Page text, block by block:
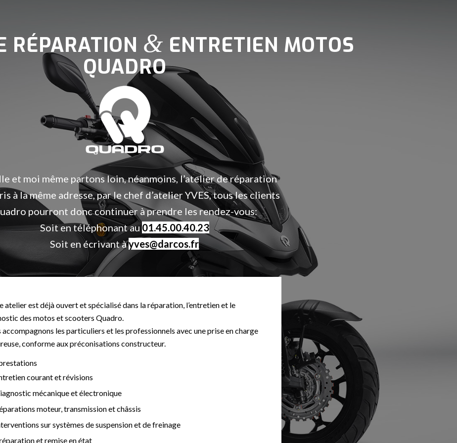
RÉPARATION & ENTRETIEN MOTOS
QUADRO
et moi même partons loin, néanmoins, l’atelier de réparation
à la même adresse, par le chef d’atelier YVES, tous les clients
pourront donc continuer à prendre les rendez-vous:
Soit en téléphonant au01.45.00.40.23
Soit en écrivant àyves@darcos.fr
atelier est déjà ouvert et spécialisé dans la réparation, l’entretien et le
des motos et scooters Quadro.
accompagnons les particuliers et les professionnels avec une prise en charge
conforme aux préconisations constructeur.
courant et révisions
mécanique et électronique
moteur, transmission et châssis
sur systèmes de suspension et de freinage
et remise en état